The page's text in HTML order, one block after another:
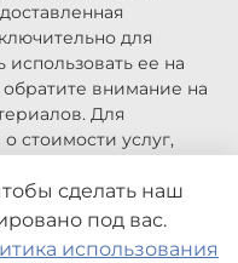
для
ее на
внимание на
Для
стоимости услуг,
связи.
как справочная
офертой. Могут
сделать наш
под вас.
использования